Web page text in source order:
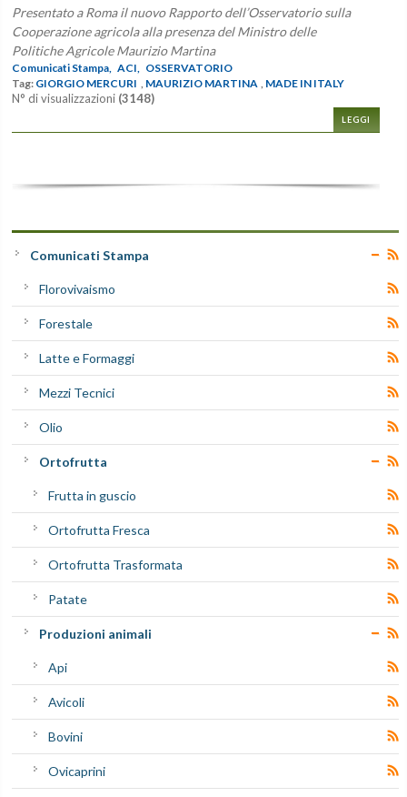
Presentato a Roma il nuovo Rapporto dell’Osservatorio sulla
Cooperazione agricola alla presenza del Ministro delle
Politiche Agricole Maurizio Martina
Comunicati Stampa, ACI, OSSERVATORIO
Tag: GIORGIO MERCURI , MAURIZIO MARTINA , MADE IN ITALY
N° di visualizzazioni (3148)
LEGGI
Comunicati Stampa
Florovivaismo
Forestale
Latte e Formaggi
Mezzi Tecnici
Olio
Ortofrutta
Frutta in guscio
Ortofrutta Fresca
Ortofrutta Trasformata
Patate
Produzioni animali
Api
Avicoli
Bovini
Ovicaprini